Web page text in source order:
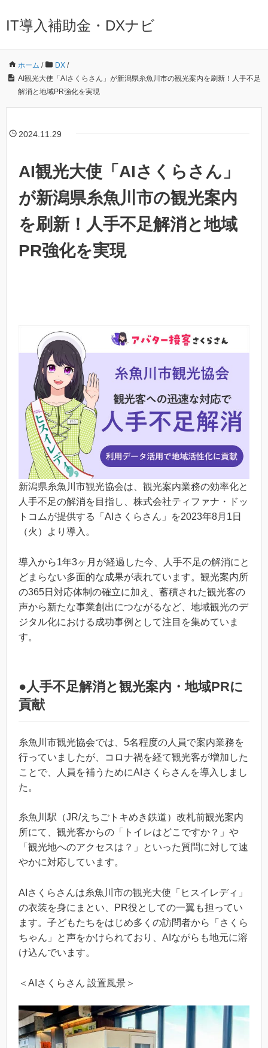
IT導入補助金・DXナビ
ホーム / DX /
AI観光大使「AIさくらさん」が新潟県糸魚川市の観光案内を刷新！人手不足
解消と地域PR強化を実現
2024.11.29
AI観光大使「AIさくらさん」
が新潟県糸魚川市の観光案内
を刷新！人手不足解消と地域
PR強化を実現
新潟県糸魚川市観光協会は、観光案内業務の効率化と
人手不足の解消を目指し、株式会社ティファナ・ドッ
トコムが提供する「AIさくらさん」を2023年8月1日
（火）より導入。
導入から1年3ヶ月が経過した今、人手不足の解消にと
どまらない多面的な成果が表れています。観光案内所
の365日対応体制の確立に加え、蓄積された観光客の
声から新たな事業創出につながるなど、地域観光のデ
ジタル化における成功事例として注目を集めていま
す。
●人手不足解消と観光案内・地域PRに
貢献
糸魚川市観光協会では、5名程度の人員で案内業務を
行っていましたが、コロナ禍を経て観光客が増加した
ことで、人員を補うためにAIさくらさんを導入しまし
た。
糸魚川駅（JR/えちごトキめき鉄道）改札前観光案内
所にて、観光客からの「トイレはどこですか？」や
「観光地へのアクセスは？」といった質問に対して速
やかに対応しています。
AIさくらさんは糸魚川市の観光大使「ヒスイレディ」
の衣装を身にまとい、PR役としての一翼も担ってい
ます。子どもたちをはじめ多くの訪問者から「さくら
ちゃん」と声をかけられており、AIながらも地元に溶
け込んでいます。
＜AIさくらさん 設置風景＞